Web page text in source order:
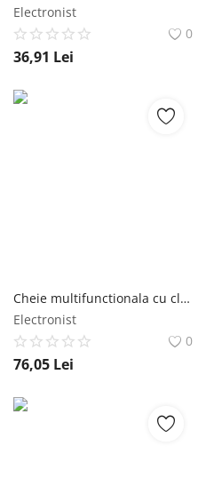
Electronist
0
36,91 Lei
Cheie multifunctionala cu clichet Xtrobb
Electronist
0
76,05 Lei